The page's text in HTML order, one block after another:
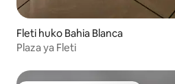
Fleti huko Bahia Blanca
Plaza ya Fleti